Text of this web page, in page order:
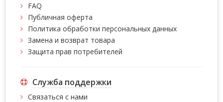
FAQ
Публичная оферта
Политика обработки персональных данных
Замена и возврат товара
Защита прав потребителей
Служба поддержки
Связаться с нами